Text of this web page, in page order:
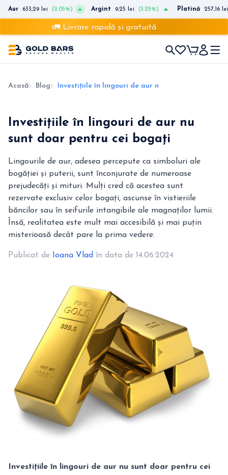
Aur 633,29 lei (2.05%) Argint 9,25 lei (3.25%) Platină 257,16 lei
🚛 Livrare rapidă și gratuită
Acasă Blog Investițiile în lingouri de aur nu sunt doar pentru
Investițiile în lingouri de aur nu
sunt doar pentru cei bogați
Lingourile de aur, adesea percepute ca simboluri ale
bogăției și puterii, sunt înconjurate de numeroase
prejudecăți și mituri. Mulți cred că acestea sunt
rezervate exclusiv celor bogați, ascunse în vistieriile
băncilor sau în seifurile intangibile ale magnaților lumii.
Însă, realitatea este mult mai accesibilă și mai puțin
misterioasă decât pare la prima vedere.
Publicat de Ioana Vlad în data de 14.06.2024
Investițiile în lingouri de aur nu sunt doar pentru cei